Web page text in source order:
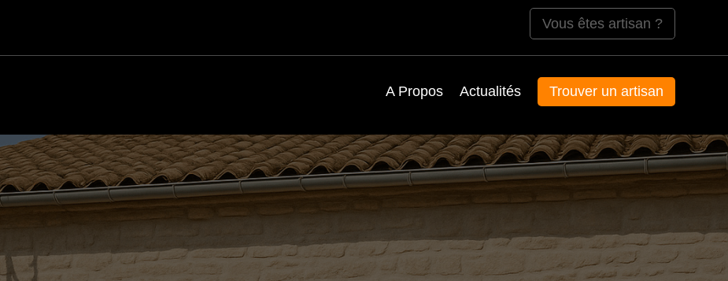
Vous êtes artisan ?
A Propos Actualités Trouver un artisan